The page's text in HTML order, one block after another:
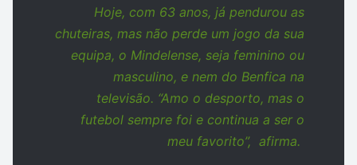
Hoje, com 63 anos, já pendurou as
chuteiras, mas não perde um jogo da sua
equipa, o Mindelense, seja feminino ou
masculino, e nem do Benfica na
televisão. “Amo o desporto, mas o
futebol sempre foi e continua a ser o
meu favorito”, afirma.